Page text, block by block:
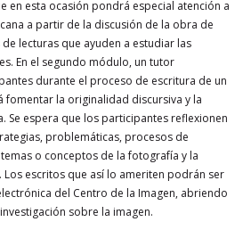
en esta ocasión pondrá especial atención a
a partir de la discusión de la obra de
lecturas que ayuden a estudiar las
En el segundo módulo, un tutor
durante el proceso de escritura de un
fomentar la originalidad discursiva y la
Se espera que los participantes reflexionen
problemáticas, procesos de
o conceptos de la fotografía y la
escritos que así lo ameriten podrán ser
del Centro de la Imagen, abriendo
sobre la imagen.